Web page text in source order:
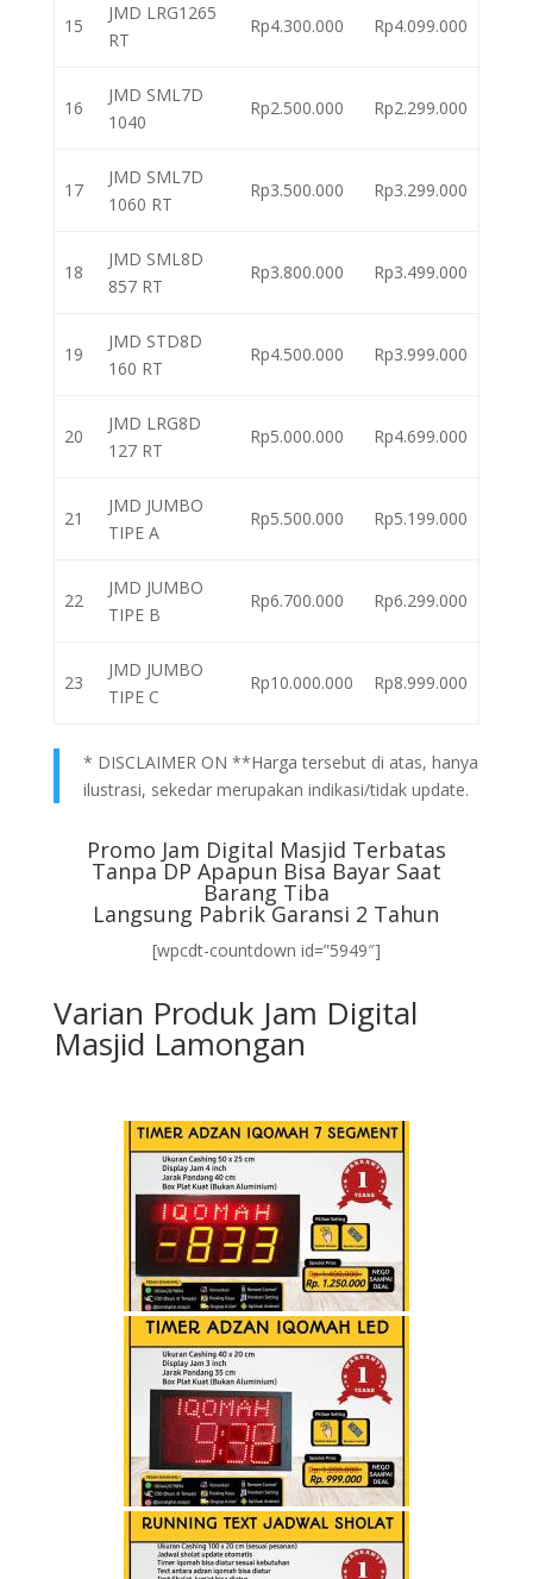
15
JMD LRG1265
RT
Rp4.300.000 Rp4.099.000
16
JMD SML7D
1040
Rp2.500.000 Rp2.299.000
17
JMD SML7D
1060 RT
Rp3.500.000 Rp3.299.000
18
JMD SML8D
857 RT
Rp3.800.000 Rp3.499.000
19
JMD STD8D
160 RT
Rp4.500.000 Rp3.999.000
20
JMD LRG8D
127 RT
Rp5.000.000 Rp4.699.000
21
JMD JUMBO
TIPE A
Rp5.500.000 Rp5.199.000
22
JMD JUMBO
TIPE B
Rp6.700.000 Rp6.299.000
23
JMD JUMBO
TIPE C
Rp10.000.000 Rp8.999.000
* DISCLAIMER ON **Harga tersebut di atas, hanya
ilustrasi, sekedar merupakan indikasi/tidak update.
Promo Jam Digital Masjid Terbatas
Tanpa DP Apapun Bisa Bayar Saat
Barang Tiba
Langsung Pabrik Garansi 2 Tahun
[wpcdt-countdown id=”5949″]
Varian Produk Jam Digital
Masjid Lamongan